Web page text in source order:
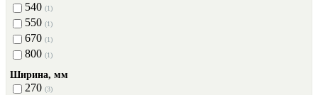
540 (1)
550 (1)
670 (1)
800 (1)
Ширина, мм
270 (3)